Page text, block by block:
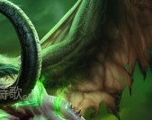
歌。